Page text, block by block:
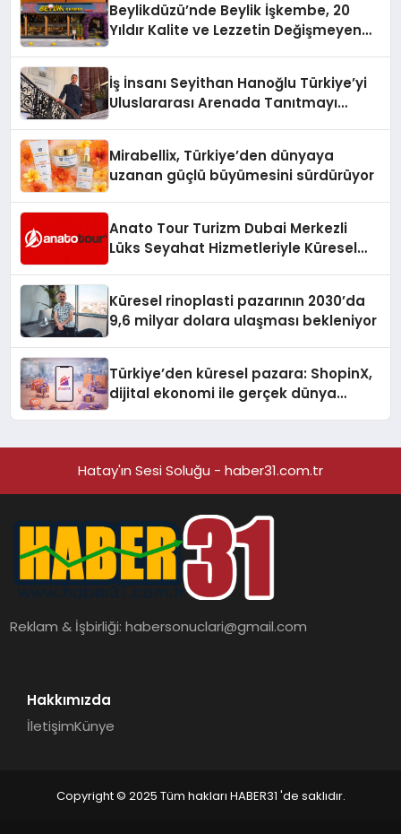
Beylikdüzü’nde Beylik İşkembe, 20
Yıldır Kalite ve Lezzetin Değişmeyen
İş İnsanı Seyithan Hanoğlu Türkiye’yi
Uluslararası Arenada Tanıtmayı
Mirabellix, Türkiye’den dünyaya
uzanan güçlü büyümesini sürdürüyor
Anato Tour Turizm Dubai Merkezli
Lüks Seyahat Hizmetleriyle Küresel
Küresel rinoplasti pazarının 2030’da
9,6 milyar dolara ulaşması bekleniyor
Türkiye’den küresel pazara: ShopinX,
dijital ekonomi ile gerçek dünya
Hatay'ın Sesi Soluğu - haber31.com.tr
Reklam & İşbirliği:habersonuclari@gmail.com
Hakkımızda
İletişimKünye
Copyright © 2025 Tüm hakları HABER31 'de saklıdır.